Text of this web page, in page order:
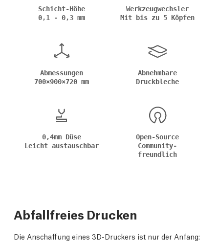
Schicht-Höhe
0,1 - 0,3 mm
Werkzeugwechsler
Mit bis zu 5 Köpfen
Abmessungen
700×900×720 mm
Abnehmbare
Druckbleche
0,4mm Düse
Leicht austauschbar
Open-Source
Community-
freundlich
Abfallfreies Drucken
Die Anschaffung eines 3D-Druckers ist nur der Anfang: